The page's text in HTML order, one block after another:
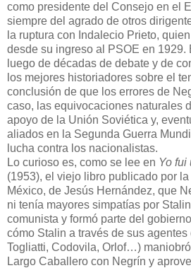
como presidente del Consejo en el
siempre del agrado de otros
la ruptura con Indalecio Prieto,
desde su ingreso al PSOE en 1929.
luego de décadas de debate y de
los mejores historiadores sobre el
conclusión de que los errores de
caso, las equivocaciones naturales
apoyo de la Unión Soviética y,
aliados en la Segunda Guerra
lucha contra los nacionalistas.
Lo curioso es, como se lee en Yo fui
(1953), el viejo libro publicado por
México, de Jesús Hernández, que
ni tenía mayores simpatías por
comunista y formó parte del
cómo Stalin a través de sus
Togliatti, Codovila, Orlof…)
Largo Caballero con Negrín y